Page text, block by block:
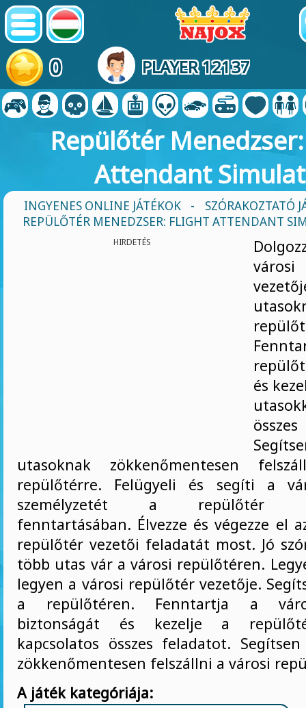
0 PLAYER 12137
Repülőtér
Attendant
INGYENES ONLINE JÁTÉKOK -
SZÓRAKOZTATÓ
REPÜLŐTÉR MENEDZSER: FLIGHT ATTENDANT
HIRDETÉS
és
utasoknak zökkenőmentesen
repülőtérre. Felügyeli és segíti a
személyzetét a repülőtér
fenntartásában. Élvezze és végezze el
repülőtér vezetői feladatát most. Jó
több utas vár a városi repülőtéren.
legyen a városi repülőtér vezetője.
a repülőtéren. Fenntartja a
biztonságát és kezelje a
kapcsolatos összes feladatot.
zökkenőmentesen felszállni a városi
A játék kategóriája: